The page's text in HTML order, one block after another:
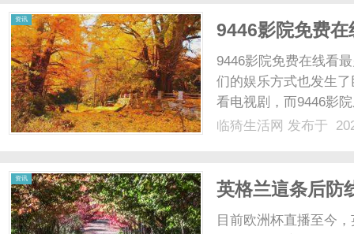
资讯
9446影院免费
9446影院免费在线看
们的娱乐方式也发生
看电视剧，而9446影
影院是一个集合了各
临猗生活网 发布于
资讯
英格兰這条后防
目前欧洲杯直播至今